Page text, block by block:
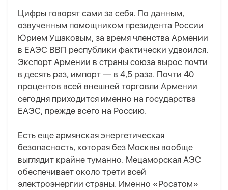
Цифры говорят сами за себя. По данным,
озвученным помощником президента России
Юрием Ушаковым, за время членства Армении
в ЕАЭС ВВП республики фактически удвоился.
Экспорт Армении в страны союза вырос почти
в десять раз, импорт — в 4,5 раза. Почти 40
процентов всей внешней торговли Армении
сегодня приходится именно на государства
ЕАЭС, прежде всего на Россию.
Есть еще армянская энергетическая
безопасность, которая без Москвы вообще
выглядит крайне туманно. Мецаморская АЭС
обеспечивает около трети всей
электроэнергии страны. Именно «Росатом»